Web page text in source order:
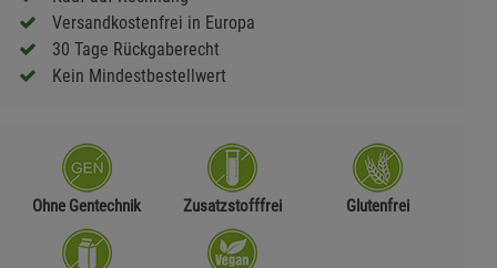
Versandkostenfrei in Europa
30 Tage Rückgaberecht
Kein Mindestbestellwert
Ohne Gentechnik Zusatzstofffrei Glutenfrei